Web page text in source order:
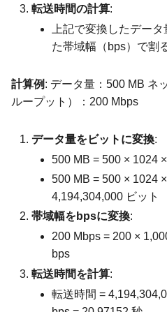
転送時間の計算:
上記で変換したデー
た帯域幅（bps）で割
計算例 : データ量：500 MB ネ
ループット）：200 Mbps
データ量をビットに変換:
500 MB = 500 × 1024
500 MB = 500 × 1024
4,194,304,000 ビット
帯域幅をbpsに変換:
200 Mbps = 200 ×
bps
転送時間を計算:
転送時間 =